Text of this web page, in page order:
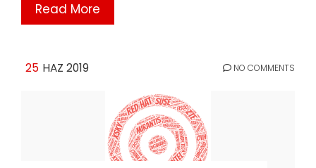
Read More
25 HAZ 2019 NO COMMENTS